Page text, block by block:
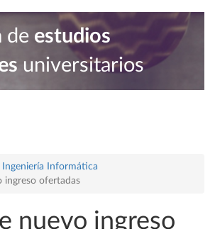
de estudios
universitarios
Ingeniería Informática
ingreso ofertadas
nuevo ingreso